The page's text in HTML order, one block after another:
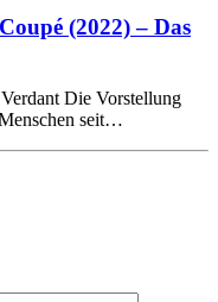
(2022) – Das
Die Vorstellung
seit…